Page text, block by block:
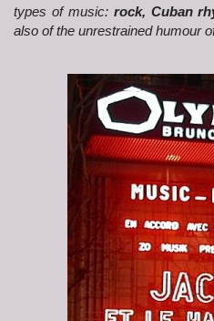
types of music: rock, Cuban
also of the unrestrained humour